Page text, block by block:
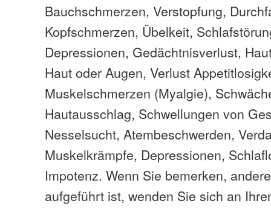
Bauchschmerzen, Verstopfung,
Kopfschmerzen, Übelkeit,
Depressionen, Gedächtnisverlust,
Haut oder Augen, Verlust
Muskelschmerzen (Myalgie),
Hautausschlag, Schwellungen von
Nesselsucht, Atembeschwerden,
Muskelkrämpfe, Depressionen,
Impotenz. Wenn Sie bemerken,
aufgeführt ist, wenden Sie sich an